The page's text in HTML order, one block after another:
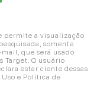
permite a visualização
somente
que será usado
Target. O usuário
estar ciente dessas
Uso e Política de